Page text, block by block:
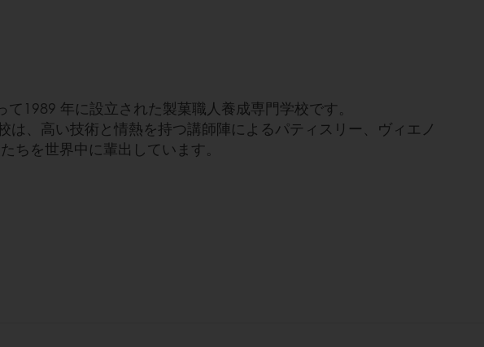
1989 年に設立された製菓職人養成専門学校です。
、高い技術と情熱を持つ講師陣によるパティスリー、ヴィエノ
ちを世界中に輩出しています。